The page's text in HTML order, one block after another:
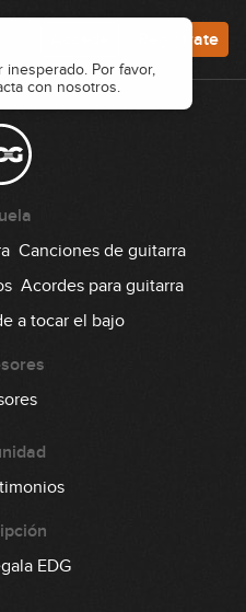
Por favor,
con nosotros.
Regístrate
Canciones de guitarra
Acordes para guitarra
a tocar el bajo
EDG